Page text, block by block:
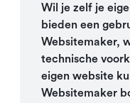
Wil je zelf je
bieden een
Websitemaker,
technische
eigen website
Websitemaker